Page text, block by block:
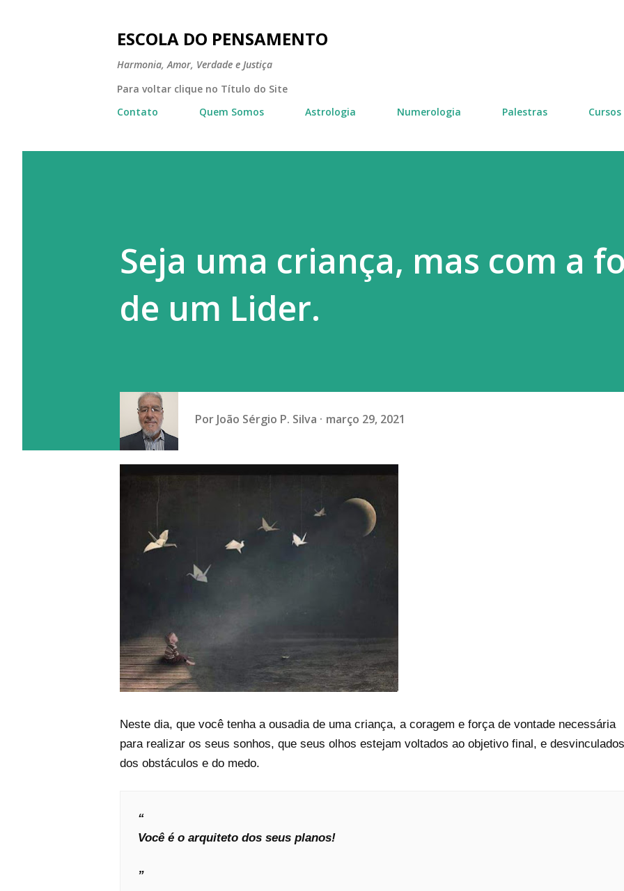
ESCOLA DO PENSAMENTO
Harmonia, Amor, Verdade e Justiça
Para voltar clique no Título do Site
Contato
Quem Somos Astrologia Numerologia Palestras Cursos
Seja uma criança, mas com a
de um Lider.
Por João Sérgio P. Silva março 29, 2021
Neste dia, que você tenha a ousadia de uma criança, a coragem e força de vontade necessária
para realizar os seus sonhos, que seus olhos estejam voltados ao objetivo final, e desvinculados
dos obstáculos e do medo.
Você é o arquiteto dos seus planos!